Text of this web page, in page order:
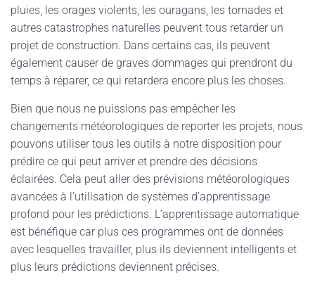
pluies, les orages violents, les ouragans, les tornades et
autres catastrophes naturelles peuvent tous retarder un
projet de construction. Dans certains cas, ils peuvent
également causer de graves dommages qui prendront du
temps à réparer, ce qui retardera encore plus les choses.
Bien que nous ne puissions pas empêcher les
changements météorologiques de reporter les projets, nous
pouvons utiliser tous les outils à notre disposition pour
prédire ce qui peut arriver et prendre des décisions
éclairées. Cela peut aller des prévisions météorologiques
avancées à l’utilisation de systèmes d’apprentissage
profond pour les prédictions. L’apprentissage automatique
est bénéfique car plus ces programmes ont de données
avec lesquelles travailler, plus ils deviennent intelligents et
plus leurs prédictions deviennent précises.